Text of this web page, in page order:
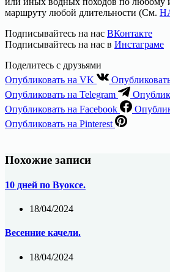
маршруту любой длительности (См.
Подписывайтесь на нас ВКонтакте
Подписывайтесь на нас в Инстаграме
Поделитесь с друзьями
Опубликовать на VK
Опубликовать на Telegram
Опубликовать на Facebook
Опубликовать на Pinterest
Похожие записи
10 дней по Вуоксе.
18/04/2024
Весенние качели.
18/04/2024